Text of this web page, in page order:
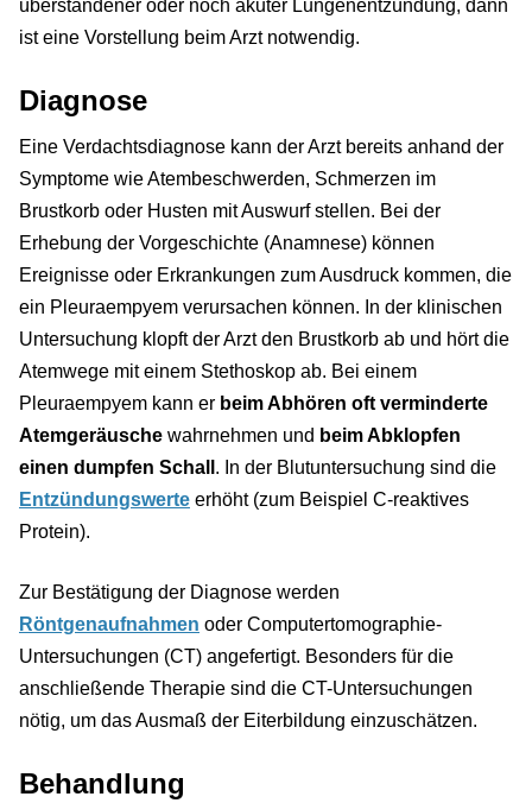
überstandener oder noch akuter Lungenentzündung, dann
ist eine Vorstellung beim Arzt notwendig.
Diagnose
Eine Verdachtsdiagnose kann der Arzt bereits anhand der
Symptome wie Atembeschwerden, Schmerzen im
Brustkorb oder Husten mit Auswurf stellen. Bei der
Erhebung der Vorgeschichte (Anamnese) können
Ereignisse oder Erkrankungen zum Ausdruck kommen, die
ein Pleuraempyem verursachen können. In der klinischen
Untersuchung klopft der Arzt den Brustkorb ab und hört die
Atemwege mit einem Stethoskop ab. Bei einem
Pleuraempyem kann er beim Abhören oft verminderte
Atemgeräusche wahrnehmen und beim Abklopfen
einen dumpfen Schall . In der Blutuntersuchung sind die
Entzündungswerte erhöht (zum Beispiel C-reaktives
Protein).
Zur Bestätigung der Diagnose werden
Röntgenaufnahmen oder Computertomographie-
Untersuchungen (CT) angefertigt. Besonders für die
anschließende Therapie sind die CT-Untersuchungen
nötig, um das Ausmaß der Eiterbildung einzuschätzen.
Behandlung